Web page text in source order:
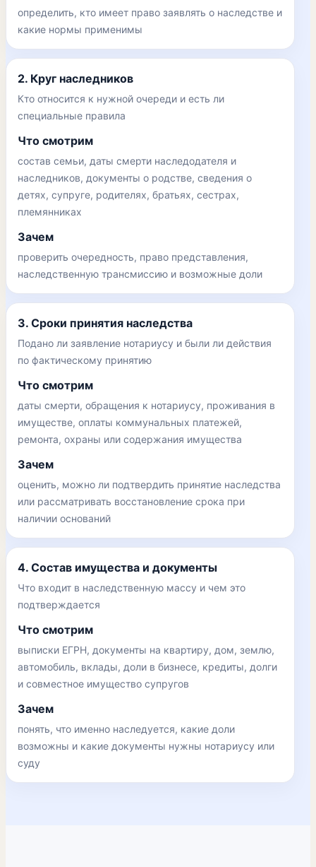
определить, кто имеет право заявлять о наследстве и
какие нормы применимы
2. Круг наследников
Кто относится к нужной очереди и есть ли
специальные правила
Что смотрим
состав семьи, даты смерти наследодателя и
наследников, документы о родстве, сведения о
детях, супруге, родителях, братьях, сестрах,
племянниках
Зачем
проверить очередность, право представления,
наследственную трансмиссию и возможные доли
3. Сроки принятия наследства
Подано ли заявление нотариусу и были ли действия
по фактическому принятию
Что смотрим
даты смерти, обращения к нотариусу, проживания в
имуществе, оплаты коммунальных платежей,
ремонта, охраны или содержания имущества
Зачем
оценить, можно ли подтвердить принятие наследства
или рассматривать восстановление срока при
наличии оснований
4. Состав имущества и документы
Что входит в наследственную массу и чем это
подтверждается
Что смотрим
выписки ЕГРН, документы на квартиру, дом, землю,
автомобиль, вклады, доли в бизнесе, кредиты, долги
и совместное имущество супругов
Зачем
понять, что именно наследуется, какие доли
возможны и какие документы нужны нотариусу или
суду